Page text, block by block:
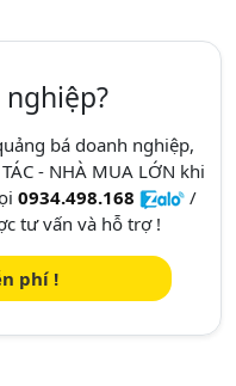
bá doanh nghiệp,
- NHÀ MUA LỚN khi
0934.498.168
/
tư vấn và hỗ trợ !
phí !